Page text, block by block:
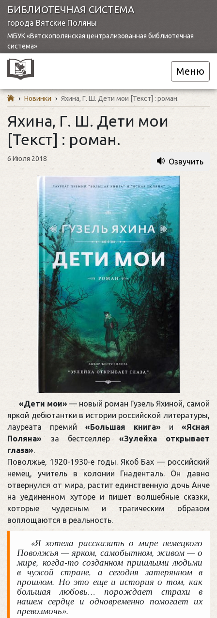
БИБЛИОТЕЧНАЯ СИСТЕМА
города Вятские Поляны
МБУК «Вятскополянская централизованная библиотечная
система»
Меню
› Новинки › Яхина, Г. Ш. Дети мои [Текст] : роман.
Яхина, Г. Ш. Дети мои
[Текст] : роман.
6 Июля 2018 Озвучить
«Дети мои» — новый роман Гузель Яхиной, самой
яркой дебютантки в истории российской литературы,
лауреата премий «Большая книга» и «Ясная
Поляна» за бестселлер «Зулейха открывает
глаза».
Поволжье, 1920-1930-е годы. Якоб Бах — российский
немец, учитель в колонии Гнаденталь. Он давно
отвернулся от мира, растит единственную дочь Анче
на уединенном хуторе и пишет волшебные сказки,
которые чудесным и трагическим образом
воплощаются в реальность.
«Я хотела рассказать о мире немецкого
Поволжья — ярком, самобытном, живом — о
мире, когда-то созданном пришлыми людьми
в чужой стране, а сегодня затерянном в
прошлом. Но это еще и история о том, как
большая любовь… порождает страхи в
нашем сердце и одновременно помогает их
превозмочь».